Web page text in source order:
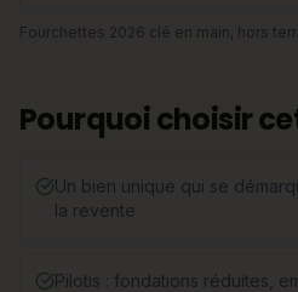
Fourchettes 2026 clé en main, hors
Pourquoi choisir
Un bien unique qui se
la revente
Pilotis : fondations réduites,